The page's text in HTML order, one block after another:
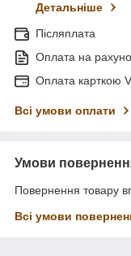
Детальніше
Післяплата
Оплата на
Оплата карткою
Всі умови оплати
Умови
Повернення товару
Всі умови